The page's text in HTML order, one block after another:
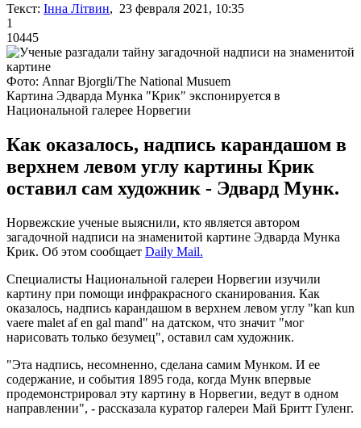
Текст: Інна Літвин, 23 февраля 2021, 10:35
1
10445
Фото: Annar Bjorgli/The National Musuem
Картина Эдварда Мунка "Крик" экспонируется в
Национальной галерее Норвегии
Как оказалось, надпись карандашом в
верхнем левом углу картины Крик
оставил сам художник - Эдвард Мунк.
Норвежские ученые выяснили, кто является автором
загадочной надписи на знаменитой картине Эдварда Мунка
Крик. Об этом сообщает Daily Mail.
Специалисты Национальной галереи Норвегии изучили
картину при помощи инфракрасного сканирования. Как
оказалось, надпись карандашом в верхнем левом углу "kan kun
vaere malet af en gal mand" на датском, что значит "мог
нарисовать только безумец", оставил сам художник.
"Эта надпись, несомненно, сделана самим Мунком. И ее
содержание, и события 1895 года, когда Мунк впервые
продемонстрировал эту картину в Норвегии, ведут в одном
направлении", - рассказала куратор галереи Май Бритт Гуленг.